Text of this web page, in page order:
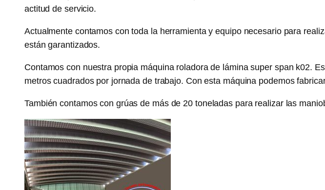
actitud de servicio.
Actualmente contamos con toda la herramienta y equipo necesario para
están garantizados.
Contamos con nuestra propia máquina roladora de lámina super span k02.
metros cuadrados por jornada de trabajo. Con esta máquina podemos
También contamos con grúas de más de 20 toneladas para realizar las